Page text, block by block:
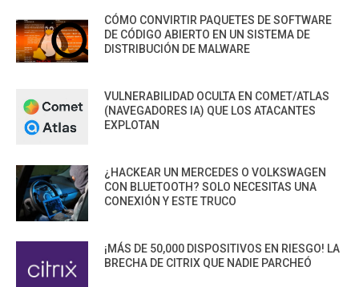
CÓMO CONVIRTIR PAQUETES DE SOFTWARE
DE CÓDIGO ABIERTO EN UN SISTEMA DE
DISTRIBUCIÓN DE MALWARE
VULNERABILIDAD OCULTA EN COMET/ATLAS
(NAVEGADORES IA) QUE LOS ATACANTES
EXPLOTAN
¿HACKEAR UN MERCEDES O VOLKSWAGEN
CON BLUETOOTH? SOLO NECESITAS UNA
CONEXIÓN Y ESTE TRUCO
¡MÁS DE 50,000 DISPOSITIVOS EN RIESGO! LA
BRECHA DE CITRIX QUE NADIE PARCHEÓ